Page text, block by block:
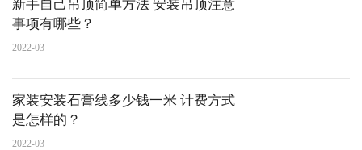
新手自己吊顶简单方法 安装吊顶注意
事项有哪些？
2022-03
家装安装石膏线多少钱一米 计费方式
是怎样的？
2022-03